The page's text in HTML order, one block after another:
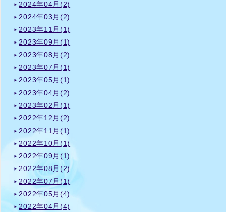
2024年04月(2)
2024年03月(2)
2023年11月(1)
2023年09月(1)
2023年08月(2)
2023年07月(1)
2023年05月(1)
2023年04月(2)
2023年02月(1)
2022年12月(2)
2022年11月(1)
2022年10月(1)
2022年09月(1)
2022年08月(2)
2022年07月(1)
2022年05月(4)
2022年04月(4)